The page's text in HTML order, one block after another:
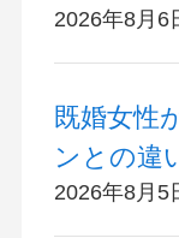
2026年8月6
既婚女性
ンとの違
2026年8月5